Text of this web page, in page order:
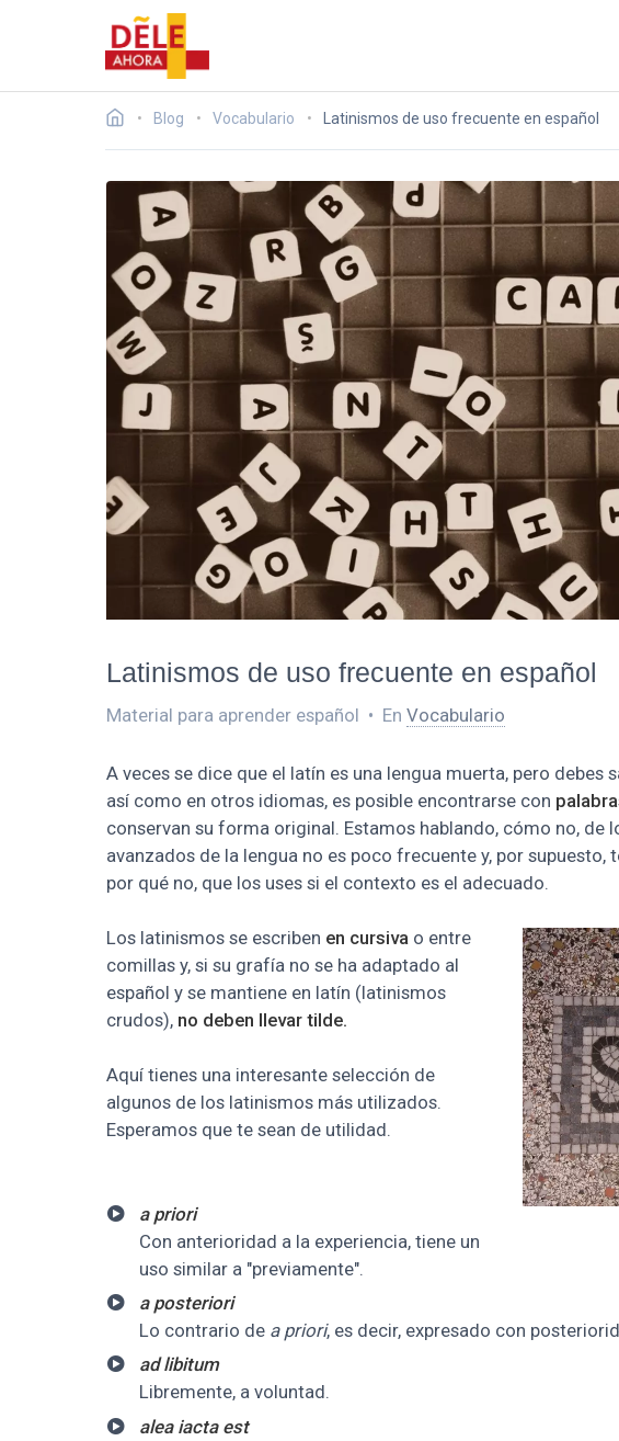
Blog Vocabulario Latinismos de uso frecuente en español
Latinismos de uso frecuente en español
Material para aprender español • En Vocabulario
A veces se dice que el latín es una lengua muerta, pero debes
así como en otros idiomas, es posible encontrarse con
conservan su forma original. Estamos hablando, cómo no, de
avanzados de la lengua no es poco frecuente y, por
por qué no, que los uses si el contexto es el adecuado.
Los latinismos se escriben en cursivao entre
comillas y, si su grafía no se ha adaptado al
español y se mantiene en latín (latinismos
crudos), no deben llevar tilde.
Aquí tienes una interesante selección de
algunos de los latinismos más utilizados.
Esperamos que te sean de utilidad.
a priori
Con anterioridad a la experiencia, tiene un
uso similar a "previamente".
a posteriori
Lo contrario de a priori, es decir, expresado con
ad libitum
Libremente, a voluntad.
alea iacta est